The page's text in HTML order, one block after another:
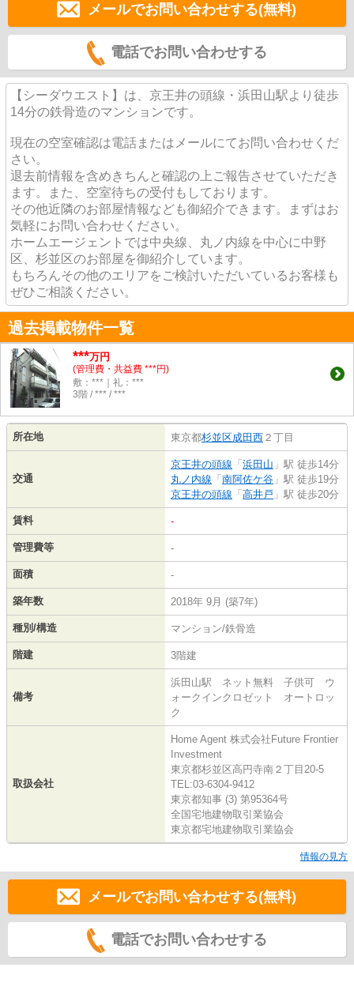
メールでお問い合わせする(無料)
電話でお問い合わせする
【シーダウエスト】は、京王井の頭線・浜田山駅より徒歩
14分の鉄骨造のマンションです。
現在の空室確認は電話またはメールにてお問い合わせくだ
さい。
退去前情報を含めきちんと確認の上ご報告させていただき
ます。また、空室待ちの受付もしております。
その他近隣のお部屋情報なども御紹介できます。まずはお
気軽にお問い合わせください。
ホームエージェントでは中央線、丸ノ内線を中心に中野
区、杉並区のお部屋を御紹介しています。
もちろんその他のエリアをご検討いただいているお客様も
ぜひご相談ください。
過去掲載物件一覧
***万円
(管理費・共益費 ***円)
敷：***｜礼：***
3階 / *** / ***
所在地 東京都杉並区成田西 ２丁目
交通
京王井の頭線 「 浜田山 」駅 徒歩14分
丸ノ内線 「 南阿佐ケ谷 」駅 徒歩19分
京王井の頭線 「 高井戸 」駅 徒歩20分
賃料 -
管理費等 -
面積 -
築年数 2018年 9月 (築7年)
種別/構造 マンション/鉄骨造
階建 3階建
備考
浜田山駅 ネット無料 子供可 ウ
ォークインクロゼット オートロッ
ク
取扱会社
Home Agent 株式会社Future Frontier
Investment
東京都杉並区高円寺南２丁目20-5
TEL:03-6304-9412
東京都知事 (3) 第95364号
全国宅地建物取引業協会
東京都宅地建物取引業協会
情報の見方
メールでお問い合わせする(無料)
電話でお問い合わせする